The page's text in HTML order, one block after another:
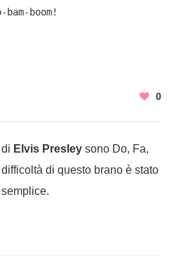
0
Elvis Presleysono Do, Fa,
di questo brano è stato